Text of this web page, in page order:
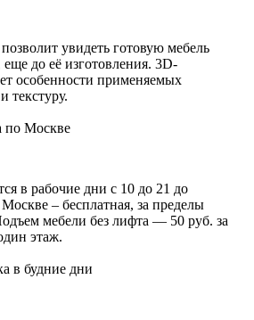
увидеть готовую мебель
еще до её изготовления. 3D-
особенности применяемых
текстуру.
в рабочие дни с 10 до 21 до
– бесплатная, за пределы
мебели без лифта — 50 руб. за
этаж.